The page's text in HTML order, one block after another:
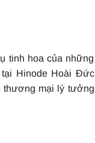
tinh hoa của những
Hinode Hoài Đức
thương mại lý tưởng